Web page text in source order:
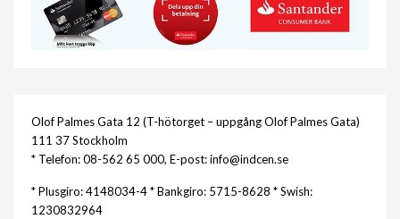
Olof Palmes Gata 12 (T-hötorget – uppgång Olof Palmes Gata)
111 37 Stockholm
* Telefon: 08-562 65 000, E-post: info@indcen.se
* Plusgiro: 4148034-4 * Bankgiro: 5715-8628 * Swish:
1230832964